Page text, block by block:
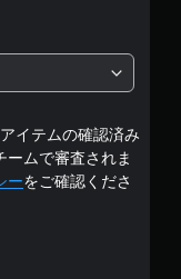
段
階
中
の
イテムの確認済み
ームで審査されま
ーをご確認くださ